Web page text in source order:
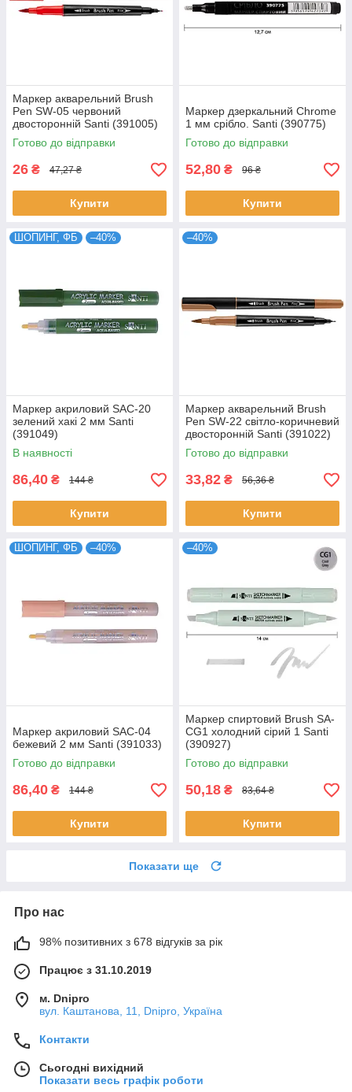
Маркер акварельний Brush
Pen SW-05 червоний
двосторонній Santi (391005)
Готово до відправки
26 ₴ 47,27 ₴
Купити
Маркер дзеркальний Chrome
1 мм срібло. Santi (390775)
Готово до відправки
52,80 ₴ 96 ₴
Купити
ШОПИНГ, ФБ –40%
Маркер акриловий SAC-20
зелений хакі 2 мм Santi
(391049)
В наявності
86,40 ₴ 144 ₴
Купити
–40%
Маркер акварельний Brush
Pen SW-22 світло-коричневий
двосторонній Santi (391022)
Готово до відправки
33,82 ₴ 56,36 ₴
Купити
ШОПИНГ, ФБ –40%
Маркер акриловий SAC-04
бежевий 2 мм Santi (391033)
Готово до відправки
86,40 ₴ 144 ₴
Купити
–40%
Маркер спиртовий Brush SA-
CG1 холодний сірий 1 Santi
(390927)
Готово до відправки
50,18 ₴ 83,64 ₴
Купити
Показати ще
Про нас
98% позитивних з 678 відгуків за рік
Працює з 31.10.2019
м. Dnipro
вул. Каштанова, 11, Dnipro, Україна
Контакти
Сьогодні вихідний
Показати весь графік роботи